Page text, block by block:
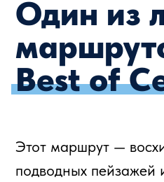
Этот маршрут —
подводных пейзажей и
центре протяжённого
Встретимся с